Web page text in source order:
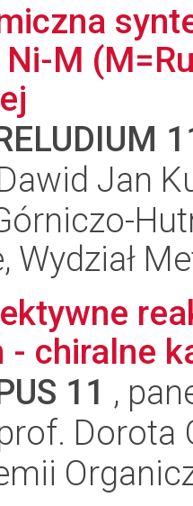
M
Jan
Wydział
- chiralne
11 ,
Dorota